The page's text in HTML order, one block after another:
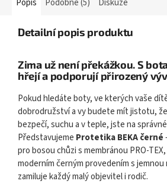
Popis Podobné (5) Diskuze
Detailní popis produktu
Zima už není překážkou. S
hřejí a podporují přirozený
Pokud hledáte boty, ve kterých vaše
dobrodružství a vy budete mít jistotu,
bezpečí, suchu a v teple, jste na
Představujeme Protetika BEKA černé
pro bosou chůzi s membránou PRO-
moderním černým provedením s
zamiluje každý malý objevitel i rodič.